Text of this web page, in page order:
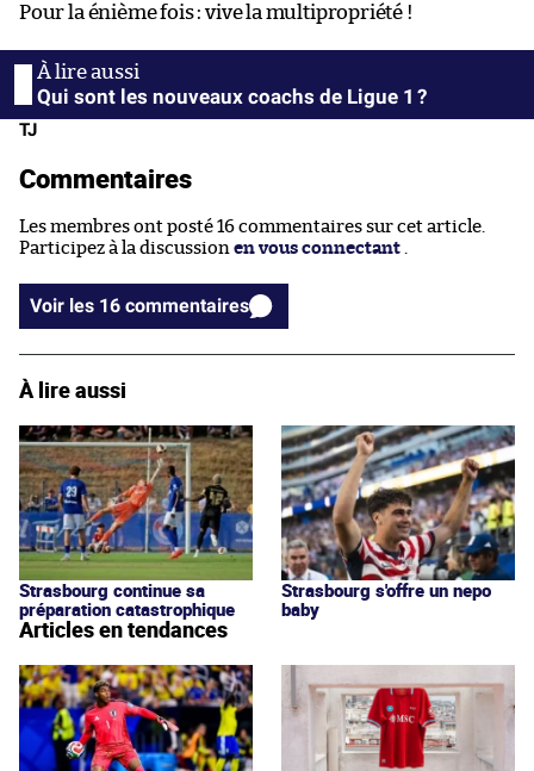
Pour la énième fois : vive la multipropriété !
Qui sont les nouveaux coachs de Ligue 1 ?
TJ
Commentaires
Les membres ont posté 16 commentaires sur cet article.
Participez à la discussion en vous connectant
Voir les 16 commentaires
À lire aussi
Strasbourg continue sa
préparation catastrophique
Strasbourg s'offre un nepo
baby
Articles en tendances